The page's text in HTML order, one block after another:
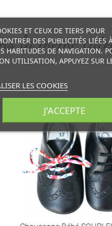
la même
ET CEUX DE TIERS POUR
DES PUBLICITÉS LIÉES
HABITUDES DE NAVIGATION.
UTILISATION, APPUYEZ SUR
LES COOKIES
J'ACCEPTE